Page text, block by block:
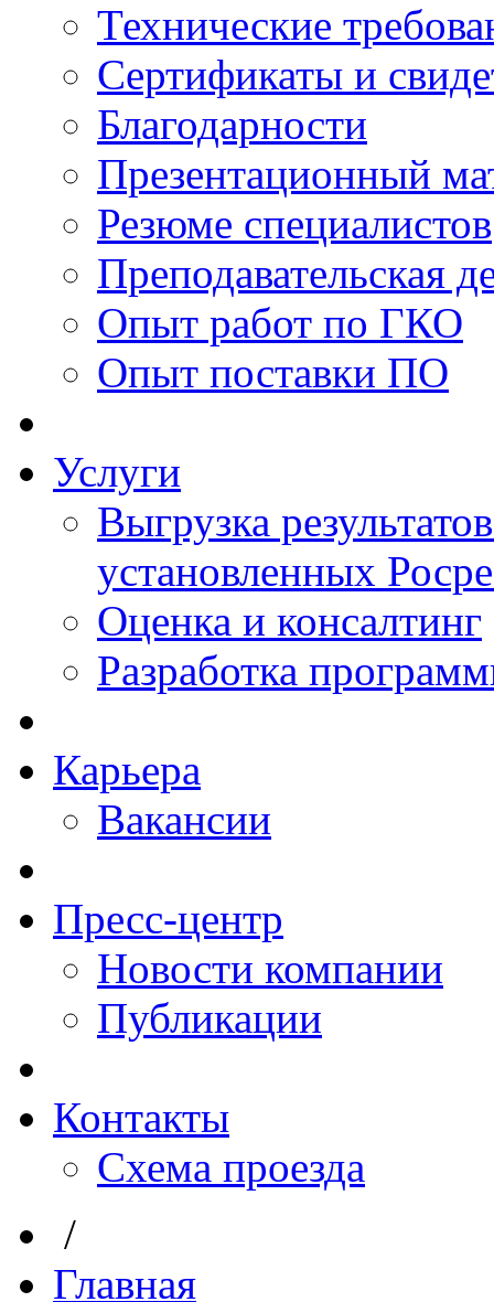
Технические
Сертификаты и
Благодарности
Презентационный
Резюме специалистов
Преподавательская
Опыт работ по ГКО
Опыт поставки ПО
Услуги
Выгрузка
установленных
Оценка и консалтинг
Разработка
Карьера
Вакансии
Пресс-центр
Новости компании
Публикации
Контакты
Схема проезда
/
Главная